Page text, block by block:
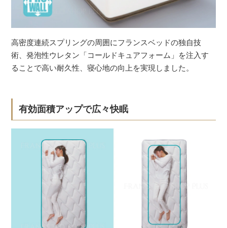
高密度連続スプリングの周囲にフランスベッドの独自技
術、発泡性ウレタン「コールドキュアフォーム」を注入す
ることで高い耐久性、寝心地の向上を実現しました。
有効面積アップで広々快眠